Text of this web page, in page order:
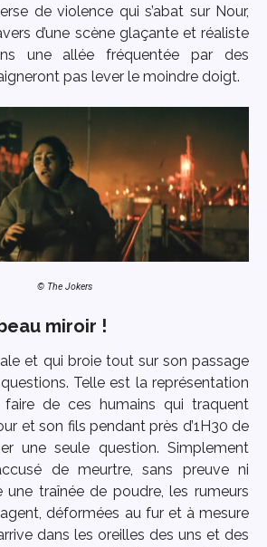
de violence qui s’abat sur Nour,
d’une scène glaçante et réaliste
une allée fréquentée par des
pas lever le moindre doigt.
© The Jokers
miroir !
et qui broie tout sur son passage
Telle est la représentation
faire de ces humains qui traquent
et son fils pendant près d’1H30 de
une seule question. Simplement
de meurtre, sans preuve ni
une traînée de poudre, les rumeurs
déformées au fur et à mesure
dans les oreilles des uns et des